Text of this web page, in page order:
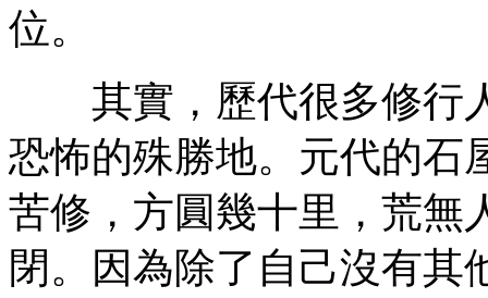
位。
其實，歷代很多修行
恐怖的殊勝地。元代的石
苦修，方圓幾十里，荒無
閉。因為除了自己沒有其